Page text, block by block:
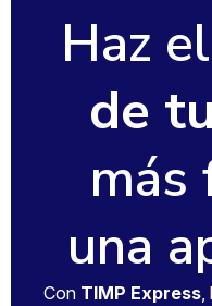
Haz el
de
más
una
Con TIMP Express,